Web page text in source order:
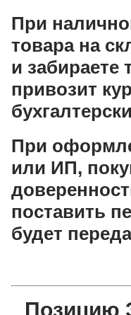
При
товара на
и забираете
привозит
При
или ИП,
поставить
будет
Позицию